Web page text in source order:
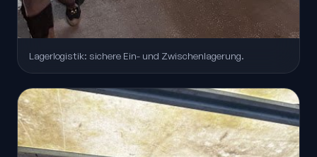
Lagerlogistik: sichere Ein- und Zwischenlagerung.